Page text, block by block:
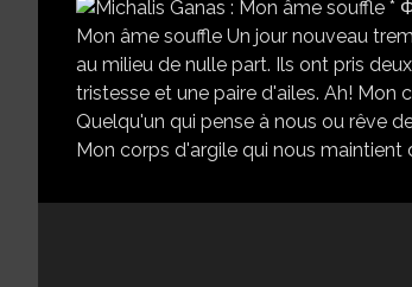
Mon âme souffle Un jour nouveau
au milieu de nulle part. Ils ont pris
tristesse et une paire d'ailes. Ah!
Quelqu'un qui pense à nous ou rêve
Mon corps d'argile qui nous maintient